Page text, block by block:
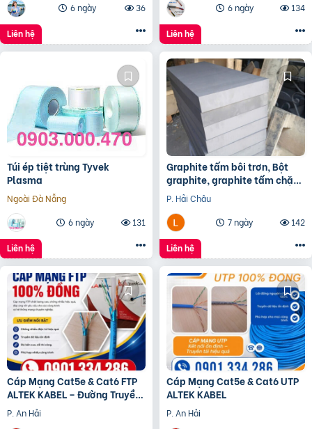
6 ngày
36
Liên hệ
6 ngày
134
Liên hệ
Túi ép tiệt trùng Tyvek
Plasma
Ngoài Đà Nẵng
6 ngày
131
Liên hệ
Graphite tấm bôi trơn, Bột
graphite, graphite tấm chặn
đầu lò, điện cực graphite
P. Hải Châu
7 ngày
142
Liên hệ
Cáp Mạng Cat5e & Cat6 FTP
ALTEK KABEL – Đường Truyền
Ổn Định, Chống Nhiễu Hiệu
Quả
P. An Hải
Cáp Mạng Cat5e & Cat6 UTP
ALTEK KABEL
P. An Hải